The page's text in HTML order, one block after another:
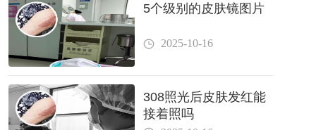
5个级别的皮肤镜图片
2025-10-16
308照光后皮肤发红能
接着照吗